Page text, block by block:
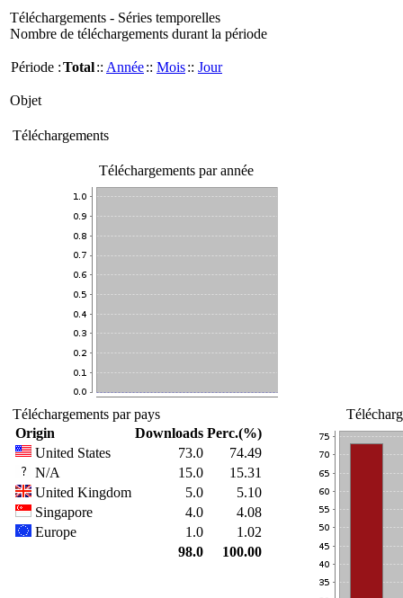
Téléchargements - Séries temporelles
Nombre de téléchargements durant la période
Période :Total:: Année:: Mois:: Jour
Objet
Téléchargements
Téléchargements par année
Téléchargements par pays
Origin
Downloads Perc.(%)
United States
73.0
74.49
N/A
15.0
15.31
United Kingdom
5.0
5.10
Singapore
4.0
4.08
Europe
1.0
1.02
98.0
100.00